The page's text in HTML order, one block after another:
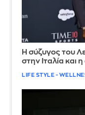
Η σύζυγος του
στην Ιταλία και
LIFE STYLE -